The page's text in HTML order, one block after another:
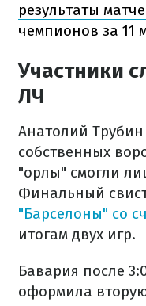
результаты
чемпионов за 11
Участники
ЛЧ
Анатолий
собственных
"орлы" смогли
Финальный
"Барселоны" со
итогам двух игр.
Бавария после
оформила